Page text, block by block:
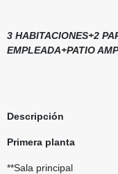
3 HABITACIONES+2
EMPLEADA+PATIO
Descripción
Primera planta
**Sala principal